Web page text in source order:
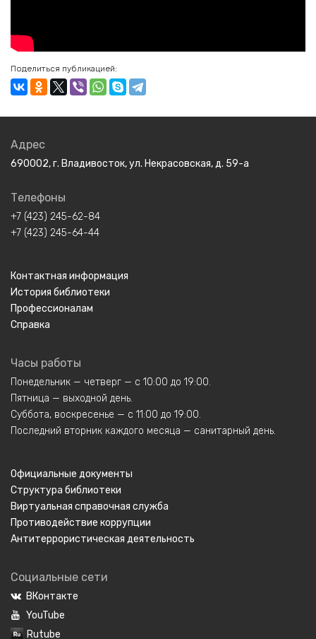
Поделиться публикацией:
Адрес
690002, г. Владивосток, ул. Некрасовская, д. 59-а
Телефоны
+7 (423) 245-62-84
+7 (423) 245-64-44
Контактная информация
История библиотеки
Профессионалам
Справка
Часы работы
Понедельник — четверг — с 10:00 до 19:00.
Пятница — выходной день.
Суббота, воскресенье — с 11:00 до 19:00.
Последний вторник каждого месяца — санитарный день.
Официальные документы
Структура библиотеки
Виртуальная справочная служба
Противодействие коррупции
Антитеррористическая деятельность
Социальные сети
ВКонтакте
YouTube
Rutube